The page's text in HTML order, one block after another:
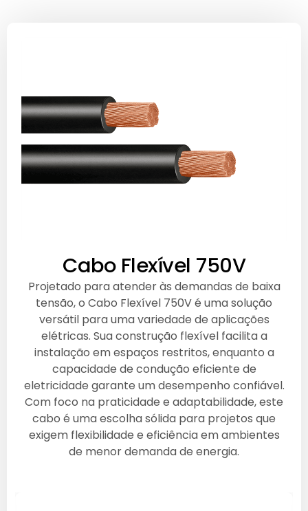
Cabo Flexível 750V
Projetado para atender às demandas de baixa
tensão, o Cabo Flexível 750V é uma solução
versátil para uma variedade de aplicações
elétricas. Sua construção flexível facilita a
instalação em espaços restritos, enquanto a
capacidade de condução eficiente de
eletricidade garante um desempenho confiável.
Com foco na praticidade e adaptabilidade, este
cabo é uma escolha sólida para projetos que
exigem flexibilidade e eficiência em ambientes
de menor demanda de energia.